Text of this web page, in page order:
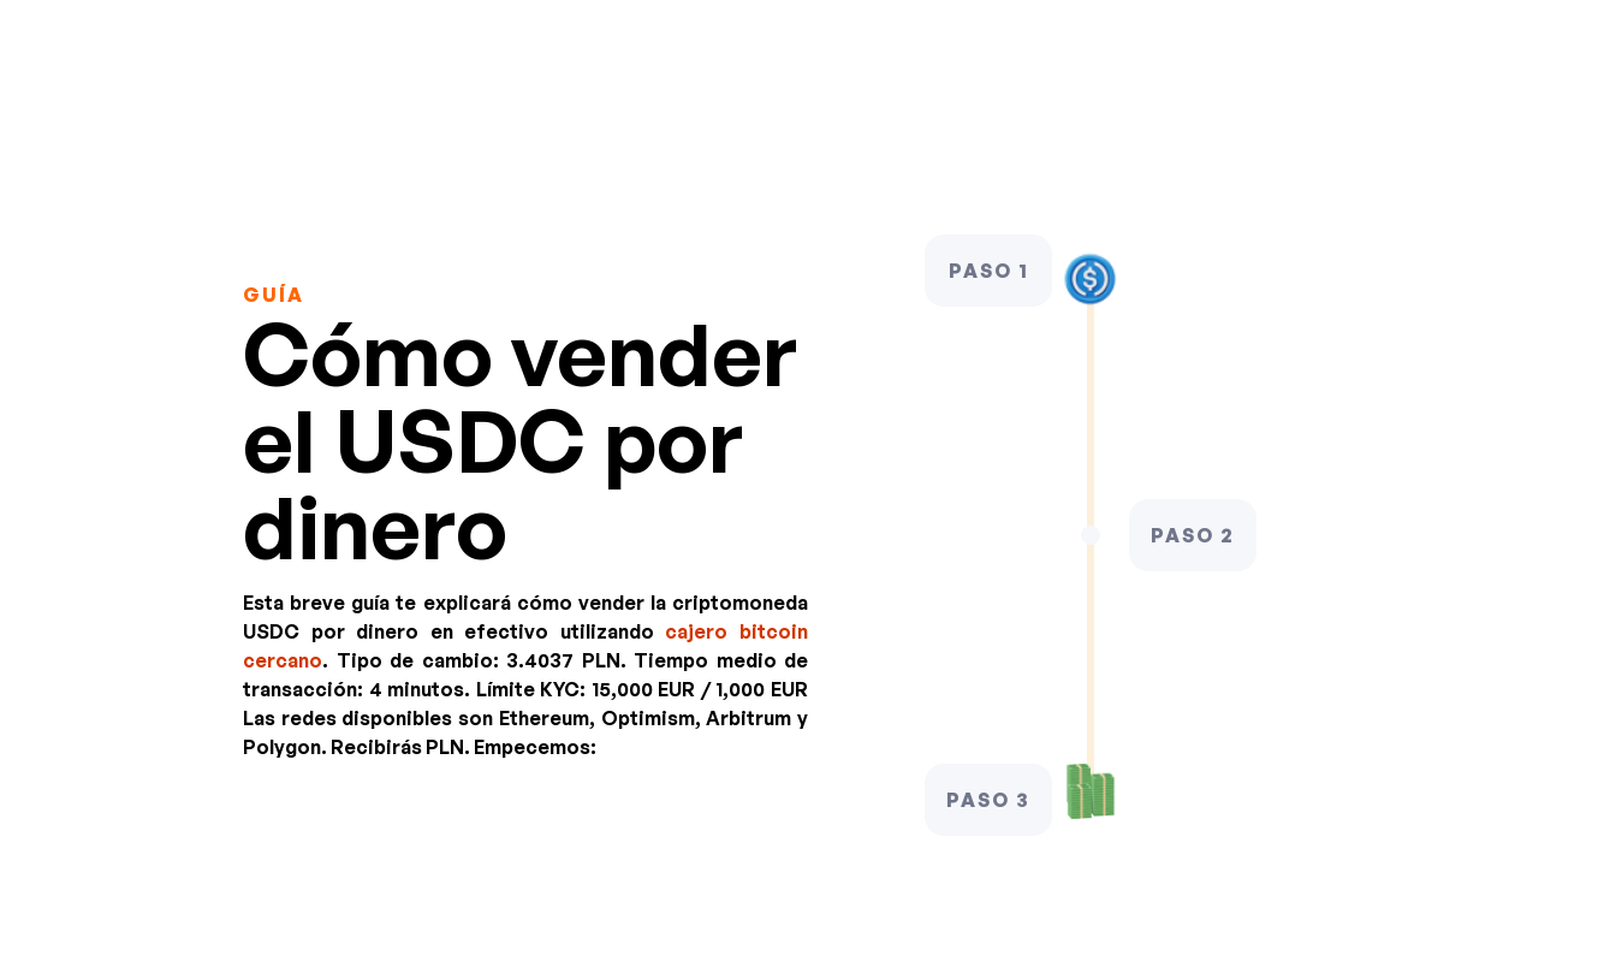
GUÍA
Cómo vender
el USDC por
dinero
Esta breve guía te explicará cómo vender la criptomoneda
USDC por dinero en efectivo utilizando cajero bitcoin
cercano. Tipo de cambio: 3.4037 PLN. Tiempo medio de
transacción: 4 minutos. Límite KYC: 15,000 EUR / 1,000 EUR
Las redes disponibles son Ethereum, Optimism, Arbitrum y
Polygon. Recibirás PLN. Empecemos:
PASO 1
PASO 3
PASO 2